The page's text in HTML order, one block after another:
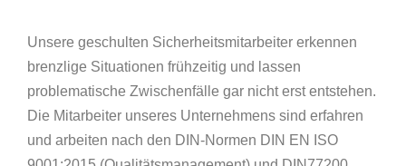
Unsere geschulten Sicherheitsmitarbeiter erkennen
brenzlige Situationen frühzeitig und lassen
problematische Zwischenfälle gar nicht erst entstehen.
Die Mitarbeiter unseres Unternehmens sind erfahren
und arbeiten nach den DIN-Normen DIN EN ISO